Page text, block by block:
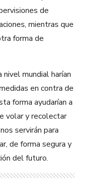
de
mientras que
forma de
nivel mundial harían
en contra de
forma ayudarían a
volar y recolectar
servirán para
de forma segura y
del futuro.